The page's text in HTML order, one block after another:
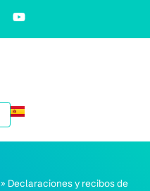
» Declaraciones y recibos de